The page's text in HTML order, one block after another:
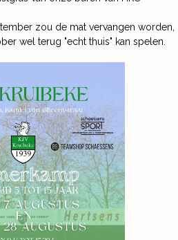
zou de mat vervangen worden,
wel terug "echt thuis" kan spelen.